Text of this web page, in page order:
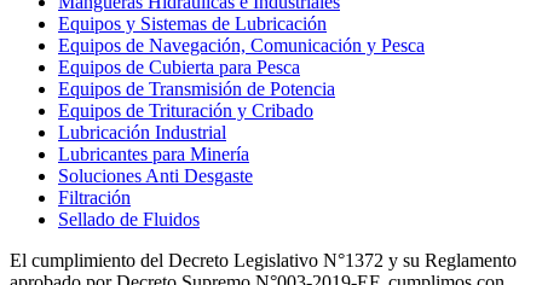
Equipos y Sistemas de Lubricación
Equipos de Navegación, Comunicación y Pesca
Equipos de Cubierta para Pesca
Equipos de Transmisión de Potencia
Equipos de Trituración y Cribado
Lubricación Industrial
Lubricantes para Minería
Soluciones Anti Desgaste
Filtración
Sellado de Fluidos
El cumplimiento del Decreto Legislativo N°1372 y su Reglamento